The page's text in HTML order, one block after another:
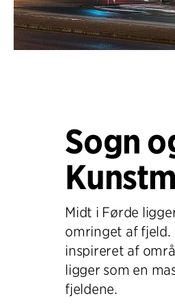
Sogn
Midt i Førde
omringet af
inspireret af
ligger som en
fjeldene.